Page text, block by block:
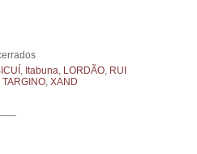
, Itabuna, LORDÃO, RUI
TARGINO, XAND